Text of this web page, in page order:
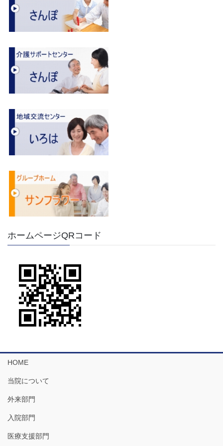
ホームページQRコード
HOME
当院について
外来部門
入院部門
医療支援部門